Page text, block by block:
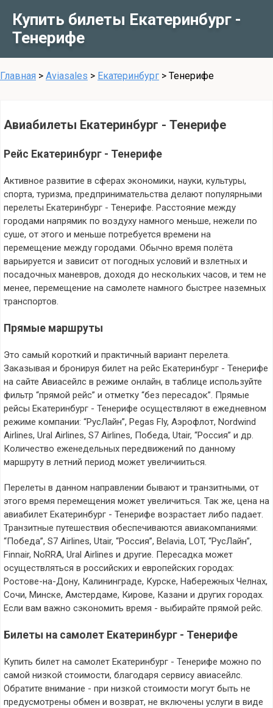
Купить билеты Екатеринбург -
Тенерифе
Главная > Aviasales > Екатеринбург > Тенерифе
Авиабилеты Екатеринбург - Тенерифе
Рейс Екатеринбург - Тенерифе
Активное развитие в сферах экономики, науки, культуры,
спорта, туризма, предпринимательства делают популярными
перелеты Екатеринбург - Тенерифе. Расстояние между
городами напрямик по воздуху намного меньше, нежели по
суше, от этого и меньше потребуется времени на
перемещение между городами. Обычно время полёта
варьируется и зависит от погодных условий и взлетных и
посадочных маневров, доходя до нескольких часов, и тем не
менее, перемещение на самолете намного быстрее наземных
транспортов.
Прямые маршруты
Это самый короткий и практичный вариант перелета.
Заказывая и бронируя билет на рейс Екатеринбург - Тенерифе
на сайте Авиасейлс в режиме онлайн, в таблице используйте
фильтр “прямой рейс” и отметку “без пересадок”. Прямые
рейсы Екатеринбург - Тенерифе осуществляют в ежедневном
режиме компании: “РусЛайн”, Pegas Fly, Аэрофлот, Nordwind
Airlines, Ural Airlines, S7 Airlines, Победа, Utair, “Россия” и др.
Количество еженедельных передвижений по данному
маршруту в летний период может увеличииться.
Перелеты в данном направлении бывают и транзитными, от
этого время перемещения может увеличиться. Так же, цена на
авиабилет Екатеринбург - Тенерифе возрастает либо падает.
Транзитные путешествия обеспечиваются авиакомпаниями:
“Победа”, S7 Airlines, Utair, “Россия”, Belavia, LOT, “РусЛайн”,
Finnair, NoRRA, Ural Airlines и другие. Пересадка может
осуществляться в российских и европейских городах:
Ростове-на-Дону, Калининграде, Курске, Набережных Челнах,
Сочи, Минске, Амстердаме, Кирове, Казани и других городах.
Если вам важно сэкономить время - выбирайте прямой рейс.
Билеты на самолет Екатеринбург - Тенерифе
Купить билет на самолет Екатеринбург - Тенерифе можно по
самой низкой стоимости, благодаря сервису авиасейлс.
Обратите внимание - при низкой стоимости могут быть не
предусмотрены обмен и возврат, не включены услуги в виде